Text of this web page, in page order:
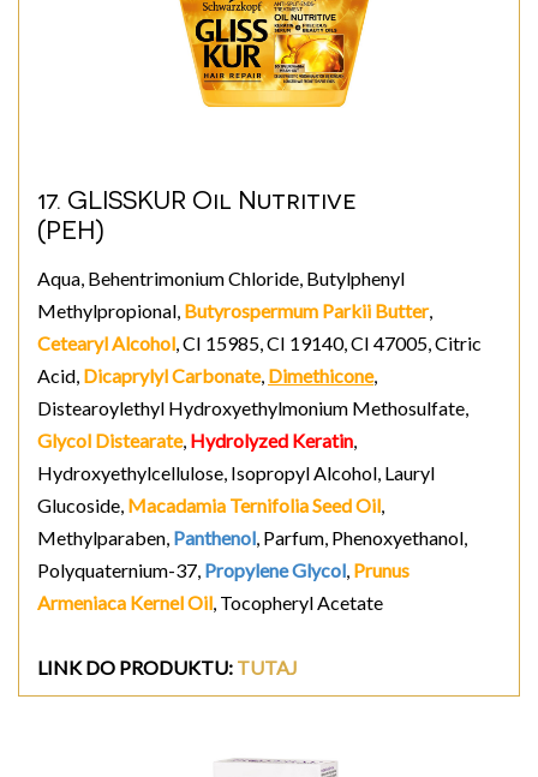
17. GLISSKUR Oil Nutritive
(PEH)
Aqua, Behentrimonium Chloride, Butylphenyl
Methylpropional, Butyrospermum Parkii Butter,
Cetearyl Alcohol, CI 15985, CI 19140, CI 47005, Citric
Acid, Dicaprylyl Carbonate, Dimethicone,
Distearoylethyl Hydroxyethylmonium Methosulfate,
Glycol Distearate, Hydrolyzed Keratin,
Hydroxyethylcellulose, Isopropyl Alcohol, Lauryl
Glucoside, Macadamia Ternifolia Seed Oil,
Methylparaben, Panthenol, Parfum, Phenoxyethanol,
Polyquaternium-37, Propylene Glycol, Prunus
Armeniaca Kernel Oil, Tocopheryl Acetate
LINK DO PRODUKTU: TUTAJ